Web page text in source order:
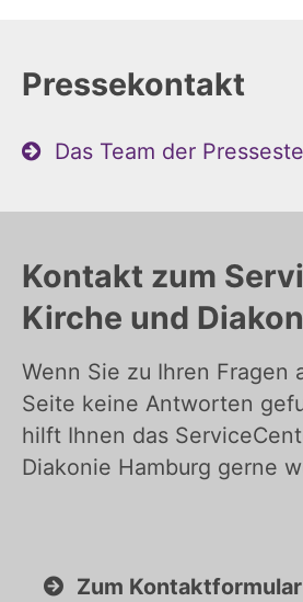
Pressekontakt
Das Team der
Kontakt zum
Kirche und
Wenn Sie zu Ihren Fragen
Seite keine Antworten
hilft Ihnen das
Diakonie Hamburg gerne
Zum Kontaktformular